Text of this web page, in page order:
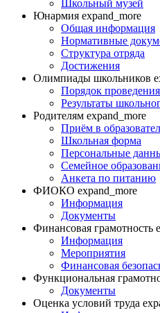
Школьный музей
Юнармия expand_more
Общая информация
Нормативные
Структура отряда
Достижения
Олимпиады школьников
Порядок проведения
Результаты
Родителям expand_more
Приём в
Школьная форма
Персональные
Семейное
Анкета по питанию
ФИОКО expand_more
Информация
Документы
Финансовая грамотность
Информация
Мероприятия
Финансовая
Функциональная
Документы
Оценка условий труда